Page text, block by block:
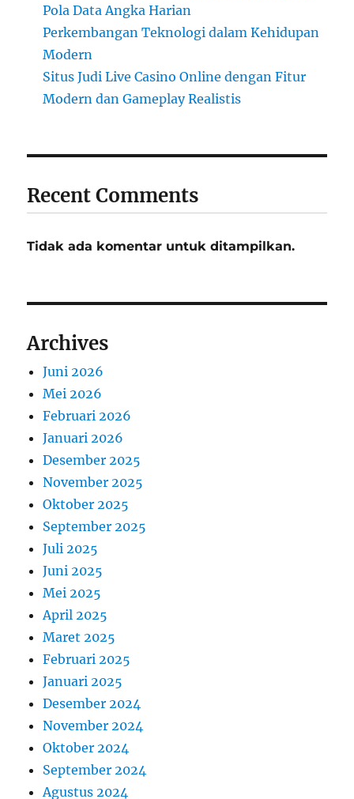
Pola Data Angka Harian
Perkembangan Teknologi dalam Kehidupan
Modern
Situs Judi Live Casino Online dengan Fitur
Modern dan Gameplay Realistis
Recent Comments
Tidak ada komentar untuk ditampilkan.
Archives
Juni 2026
Mei 2026
Februari 2026
Januari 2026
Desember 2025
November 2025
Oktober 2025
September 2025
Juli 2025
Juni 2025
Mei 2025
April 2025
Maret 2025
Februari 2025
Januari 2025
Desember 2024
November 2024
Oktober 2024
September 2024
Agustus 2024